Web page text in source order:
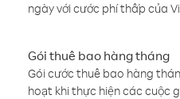
ngày với cước phí thấp của
Gói thuê bao hàng tháng
Gói cước thuê bao hàng
hoạt khi thực hiện các cuộc